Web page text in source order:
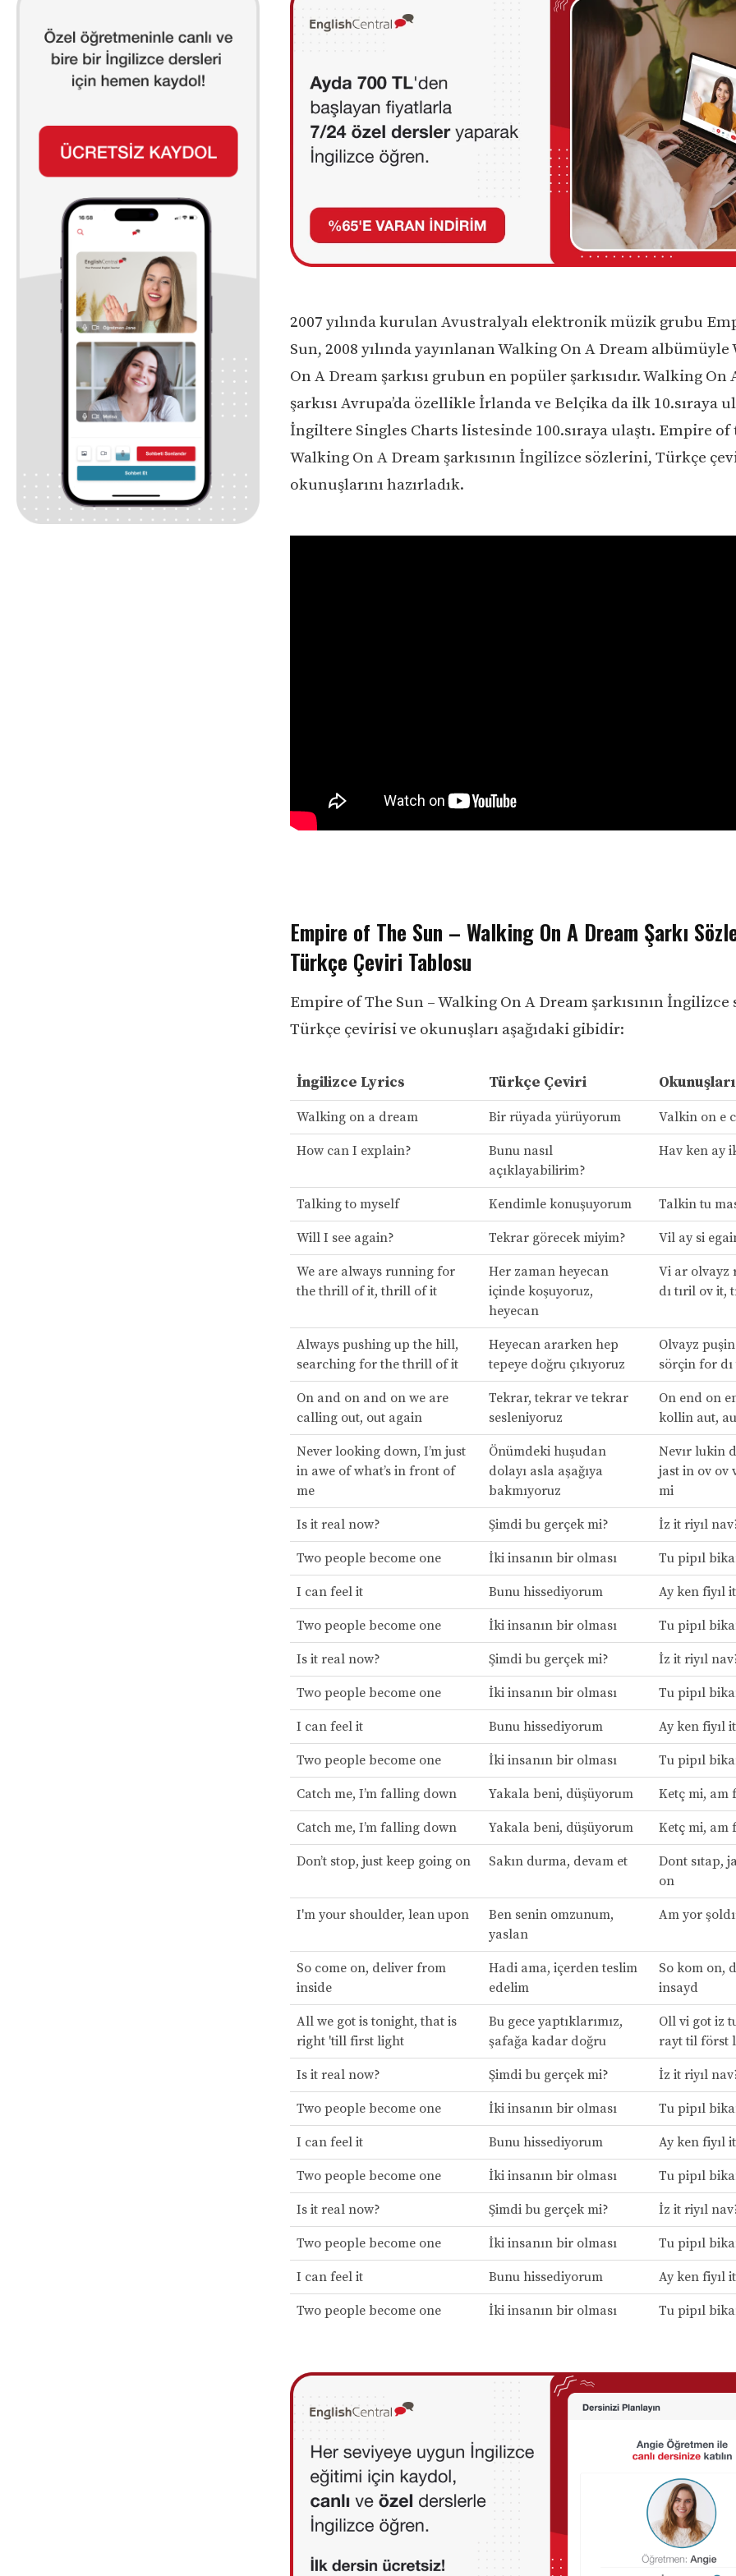
2007 yılında kurulan Avustralyalı elektronik müzik grubu
Sun, 2008 yılında yayınlanan Walking On A Dream albümüyle
On A Dream şarkısı grubun en popüler şarkısıdır. Walking On
şarkısı Avrupa’da özellikle İrlanda ve Belçika da ilk 10.sıraya
İngiltere Singles Charts listesinde 100.sıraya ulaştı. Empire of
Walking On A Dream şarkısının İngilizce sözlerini, Türkçe
okunuşlarını hazırladık.
Empire of The Sun – Walking On A Dream Şarkı
Türkçe Çeviri Tablosu
Empire of The Sun – Walking On A Dream şarkısının İngilizce
Türkçe çevirisi ve okunuşları aşağıdaki gibidir:
İngilizce Lyrics Türkçe Çeviri Okunuşları
Walking on a dream Bir rüyada yürüyorum Valkin on e
How can I explain?
Bunu nasıl
açıklayabilirim?
Hav ken ay
Talking to myself Kendimle konuşuyorum Talkin tu
Will I see again? Tekrar görecek miyim? Vil ay si
We are always running for
the thrill of it, thrill of it
Her zaman heyecan
içinde koşuyoruz,
heyecan
Vi ar olvayz
dı tıril ov it,
Always pushing up the hill,
searching for the thrill of it
Heyecan ararken hep
tepeye doğru çıkıyoruz
Olvayz
sörçin for
On and on and on we are
calling out, out again
Tekrar, tekrar ve tekrar
sesleniyoruz
On end on
kollin aut,
Never looking down, I’m just
in awe of what’s in front of
me
Önümdeki huşudan
dolayı asla aşağıya
bakmıyoruz
Nevır lukin
jast in ov ov
mi
Is it real now? Şimdi bu gerçek mi? İz it riyıl
Two people become one İki insanın bir olması Tu pipıl
I can feel it Bunu hissediyorum Ay ken fiyıl it
Two people become one İki insanın bir olması Tu pipıl
Is it real now? Şimdi bu gerçek mi? İz it riyıl
Two people become one İki insanın bir olması Tu pipıl
I can feel it Bunu hissediyorum Ay ken fiyıl it
Two people become one İki insanın bir olması Tu pipıl
Catch me, I’m falling down Yakala beni, düşüyorum Ketç mi, am
Catch me, I’m falling down Yakala beni, düşüyorum Ketç mi, am
Don’t stop, just keep going on Sakın durma, devam et
Dont sıtap,
on
I'm your shoulder, lean upon
Ben senin omzunum,
yaslan
Am yor
So come on, deliver from
inside
Hadi ama, içerden teslim
edelim
So kom on,
insayd
All we got is tonight, that is
right 'till first light
Bu gece yaptıklarımız,
şafağa kadar doğru
Oll vi got iz
rayt til först
Is it real now? Şimdi bu gerçek mi? İz it riyıl
Two people become one İki insanın bir olması Tu pipıl
I can feel it Bunu hissediyorum Ay ken fiyıl it
Two people become one İki insanın bir olması Tu pipıl
Is it real now? Şimdi bu gerçek mi? İz it riyıl
Two people become one İki insanın bir olması Tu pipıl
I can feel it Bunu hissediyorum Ay ken fiyıl it
Two people become one İki insanın bir olması Tu pipıl